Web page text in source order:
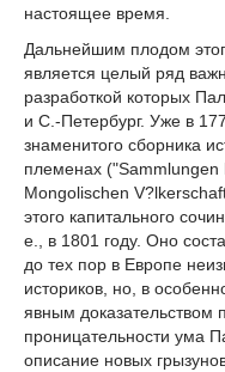
настоящее время.
Дальнейшим плодом
является целый ряд
разработкой которых
и C.-Петербург. Уже в
знаменитого сборника
племенах
Mongolischen
этого капитального
е., в 1801 году. Оно
до тех пор в Европе
историков, но, в
явным доказательством
проницательности ума
описание новых